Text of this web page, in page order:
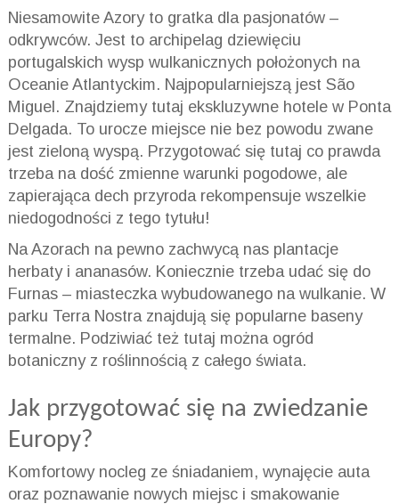
Niesamowite Azory to gratka dla pasjonatów –
odkrywców. Jest to archipelag dziewięciu
portugalskich wysp wulkanicznych położonych na
Oceanie Atlantyckim. Najpopularniejszą jest São
Miguel. Znajdziemy tutaj ekskluzywne hotele w Ponta
Delgada. To urocze miejsce nie bez powodu zwane
jest zieloną wyspą. Przygotować się tutaj co prawda
trzeba na dość zmienne warunki pogodowe, ale
zapierająca dech przyroda rekompensuje wszelkie
niedogodności z tego tytułu!
Na Azorach na pewno zachwycą nas plantacje
herbaty i ananasów. Koniecznie trzeba udać się do
Furnas – miasteczka wybudowanego na wulkanie. W
parku Terra Nostra znajdują się popularne baseny
termalne. Podziwiać też tutaj można ogród
botaniczny z roślinnością z całego świata.
Jak przygotować się na zwiedzanie
Europy?
Komfortowy nocleg ze śniadaniem, wynajęcie auta
oraz poznawanie nowych miejsc i smakowanie